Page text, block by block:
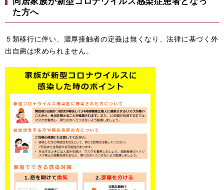
た方へ
５類移行に伴い、濃厚接触者の定義は無くなり、法律に基づく外
出自粛は求められません。